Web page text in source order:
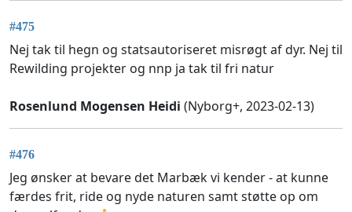
#475
Nej tak til hegn og statsautoriseret misrøgt af dyr. Nej til
Rewilding projekter og nnp ja tak til fri natur
Rosenlund Mogensen Heidi (Nyborg+, 2023-02-13)
#476
Jeg ønsker at bevare det Marbæk vi kender - at kunne
færdes frit, ride og nyde naturen samt støtte op om